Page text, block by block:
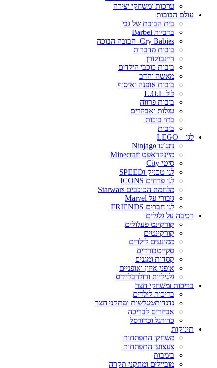
ערכות ומשחקי יצירה
עולם הבובות
בית הבובת של גבי
ברביות Barbei
Cry Babies- הבובה הבוכה
בובות מדברות
ריינבוקורן
בובות כוכבי הילדים
מאשה והדב
בובות אופנה ואיסוף
לול L.O.L
בובות פרווה
עגלות ואביזרים
בתי בובות
בובות
לגו – LEGO
נינג’גו Ninjago
מיינקראפט Minecraft
סיטי City
לגו טכניק וSPEED
לגו פרחים ICONS
מלחמת הכוכבים Starwars
גיבורי על Marvel
לגו חברים FRIENDS
רכיבה על גלגלים
קורקינט פעלולים
קורקינטים
ממונעים לילדים
סקייטבורדים
קסדות ומגנים
אופני איזון ואופניים
גלגיליות ורולרבליידס
בריכות ומשחקי חצר
בריכות לילדים
נדנדות/מגלשות ומתקני חצר
אביזרים לבריכה
כדורגל וכדורסל
תינוקות
משחקי התפתחות
צעצועי התפתחות
בימבות
מוביילים ומתקני תקרה